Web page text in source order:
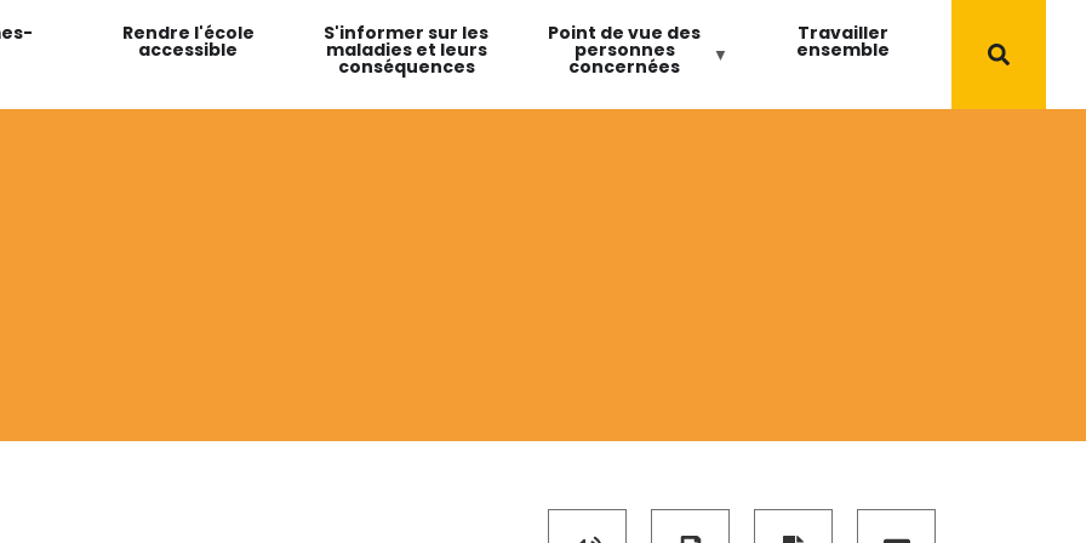
Rendre l'école
accessible
S'informer sur les
maladies et leurs
conséquences
Point de vue des
personnes
concernées
Travailler
ensemble